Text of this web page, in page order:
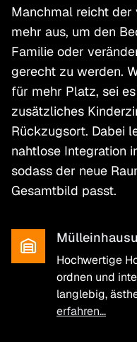
Manchmal reicht der
mehr aus, um den
Familie oder
gerecht zu werden.
für mehr Platz, sei
zusätzliches
Rückzugsort. Dabei
nahtlose Integration
sodass der neue
Gesamtbild passt.
Hochwertige
ordnen und
langlebig,
erfahren...